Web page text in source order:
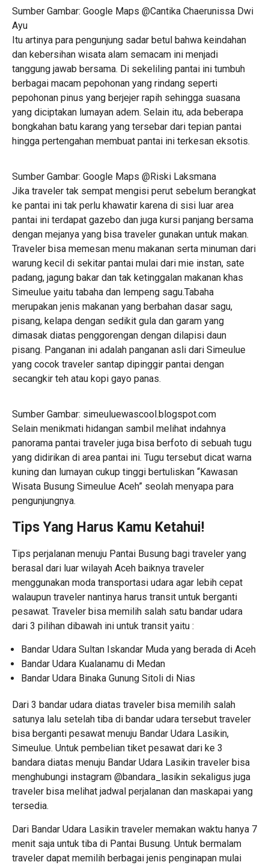
Sumber Gambar: Google Maps @Cantika Chaerunissa Dwi
Ayu
Itu artinya para pengunjung sadar betul bahwa keindahan
dan kebersihan wisata alam semacam ini menjadi
tanggung jawab bersama. Di sekeliling pantai ini tumbuh
berbagai macam pepohonan yang rindang seperti
pepohonan pinus yang berjejer rapih sehingga suasana
yang diciptakan lumayan adem. Selain itu, ada beberapa
bongkahan batu karang yang tersebar dari tepian pantai
hingga pertengahan membuat pantai ini terkesan eksotis.
Sumber Gambar: Google Maps @Riski Laksmana
Jika traveler tak sempat mengisi perut sebelum berangkat
ke pantai ini tak perlu khawatir karena di sisi luar area
pantai ini terdapat gazebo dan juga kursi panjang bersama
dengan mejanya yang bisa traveler gunakan untuk makan.
Traveler bisa memesan menu makanan serta minuman dari
warung kecil di sekitar pantai mulai dari mie instan, sate
padang, jagung bakar dan tak ketinggalan makanan khas
Simeulue yaitu tabaha dan lempeng sagu.Tabaha
merupakan jenis makanan yang berbahan dasar sagu,
pisang, kelapa dengan sedikit gula dan garam yang
dimasak diatas penggorengan dengan dilapisi daun
pisang. Panganan ini adalah panganan asli dari Simeulue
yang cocok traveler santap dipinggir pantai dengan
secangkir teh atau kopi gayo panas.
Sumber Gambar: simeuluewascool.blogspot.com
Selain menikmati hidangan sambil melihat indahnya
panorama pantai traveler juga bisa berfoto di sebuah tugu
yang didirikan di area pantai ini. Tugu tersebut dicat warna
kuning dan lumayan cukup tinggi bertuliskan “Kawasan
Wisata Busung Simeulue Aceh” seolah menyapa para
pengunjungnya.
Tips Yang Harus Kamu Ketahui!
Tips perjalanan menuju Pantai Busung bagi traveler yang
berasal dari luar wilayah Aceh baiknya traveler
menggunakan moda transportasi udara agar lebih cepat
walaupun traveler nantinya harus transit untuk berganti
pesawat. Traveler bisa memilih salah satu bandar udara
dari 3 pilihan dibawah ini untuk transit yaitu :
Bandar Udara Sultan Iskandar Muda yang berada di Aceh
Bandar Udara Kualanamu di Medan
Bandar Udara Binaka Gunung Sitoli di Nias
Dari 3 bandar udara diatas traveler bisa memilih salah
satunya lalu setelah tiba di bandar udara tersebut traveler
bisa berganti pesawat menuju Bandar Udara Lasikin,
Simeulue. Untuk pembelian tiket pesawat dari ke 3
bandara diatas menuju Bandar Udara Lasikin traveler bisa
menghubungi instagram @bandara_lasikin sekaligus juga
traveler bisa melihat jadwal perjalanan dan maskapai yang
tersedia.
Dari Bandar Udara Lasikin traveler memakan waktu hanya 7
menit saja untuk tiba di Pantai Busung. Untuk bermalam
traveler dapat memilih berbagai jenis penginapan mulai